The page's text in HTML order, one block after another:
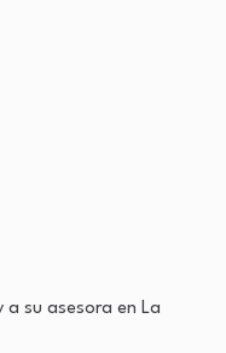
a su asesora en La